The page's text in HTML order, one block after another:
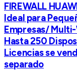
FIREWALL
Ideal para
Empresas/
Hasta 250
Licencias se
separado